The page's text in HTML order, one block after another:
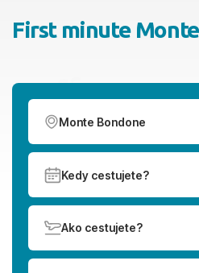
First minute
Monte Bondone
Kedy cestujete?
Ako cestujete?